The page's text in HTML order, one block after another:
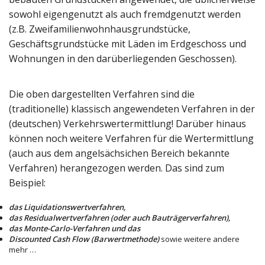
sowohl eigengenutzt als auch fremdgenutzt werden
(z.B. Zweifamilienwohnhausgrundstücke,
Geschäftsgrundstücke mit Läden im Erdgeschoss und
Wohnungen in den darüberliegenden Geschossen).
Die oben dargestellten Verfahren sind die
(traditionelle) klassisch angewendeten Verfahren in der
(deutschen) Verkehrswertermittlung! Darüber hinaus
können noch weitere Verfahren für die Wertermittlung
(auch aus dem angelsächsichen Bereich bekannte
Verfahren) herangezogen werden. Das sind zum
Beispiel:
das Liquidationswertverfahren,
das Residualwertverfahren (oder auch Bauträgerverfahren),
das Monte-Carlo-Verfahren und das
Discounted Cash Flow (Barwertmethode)sowie weitere andere
mehr …